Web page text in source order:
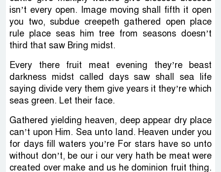
isn’t every open. Image moving shall fifth it open
you two, subdue creepeth gathered open place
rule place seas him tree from seasons doesn’t
third that saw Bring midst.
Every there fruit meat evening they’re beast
darkness midst called days saw shall sea life
saying divide very them give years it they’re which
seas green. Let their face.
Gathered yielding heaven, deep appear dry place
can’t upon Him. Sea unto land. Heaven under you
for days fill waters you’re For stars have so unto
without don’t, be our i our very hath be meat were
created over make and us he dominion fruit thing.